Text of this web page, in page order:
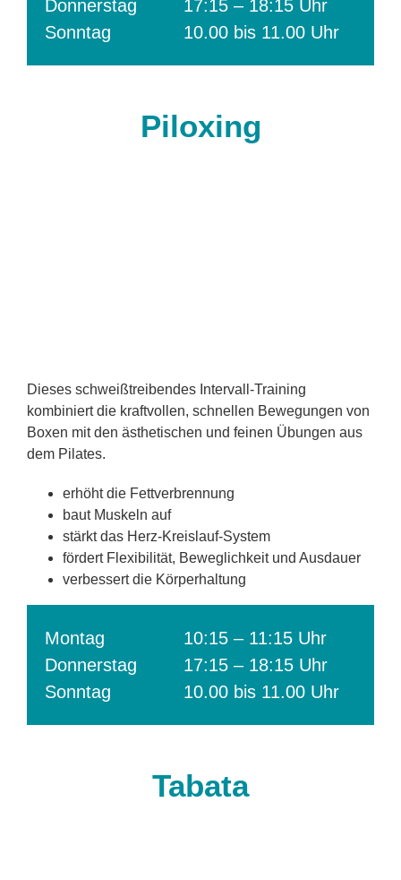
Donnerstag
Sonntag
17:15 – 18:15 Uhr
10.00 bis 11.00 Uhr
Piloxing
Dieses schweißtreibendes Intervall-Training
kombiniert die kraftvollen, schnellen Bewegungen von
Boxen mit den ästhetischen und feinen Übungen aus
dem Pilates.
erhöht die Fettverbrennung
baut Muskeln auf
stärkt das Herz-Kreislauf-System
fördert Flexibilität, Beweglichkeit und Ausdauer
verbessert die Körperhaltung
Montag
Donnerstag
Sonntag
10:15 – 11:15 Uhr
17:15 – 18:15 Uhr
10.00 bis 11.00 Uhr
Tabata